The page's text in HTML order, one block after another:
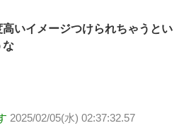
いイメージつけられちゃうとい
な
2025/02/05(水) 02:37:32.57